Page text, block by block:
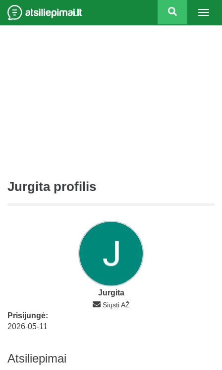
Jurgita profilis
Jurgita
Siųsti AŽ
Prisijungė:
2026-05-11
Atsiliepimai